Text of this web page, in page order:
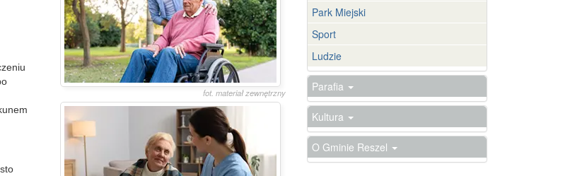
fot. materiał zewnętrzny
Park Miejski
Sport
Ludzie
Parafia
Kultura
O Gminie Reszel